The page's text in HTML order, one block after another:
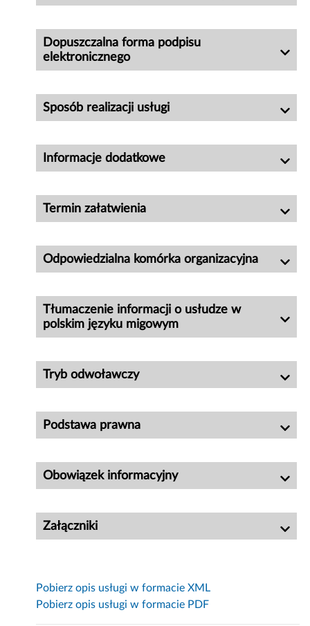
Dopuszczalna forma podpisu
elektronicznego
Sposób realizacji usługi
Informacje dodatkowe
Termin załatwienia
Odpowiedzialna komórka organizacyjna
Tłumaczenie informacji o usłudze w
polskim języku migowym
Tryb odwoławczy
Podstawa prawna
Obowiązek informacyjny
Załączniki
Pobierz opis usługi w formacie XML
Pobierz opis usługi w formacie PDF